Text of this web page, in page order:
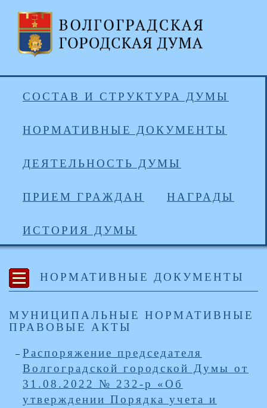
СОСТАВ И СТРУКТУРА ДУМЫ
НОРМАТИВНЫЕ ДОКУМЕНТЫ
ДЕЯТЕЛЬНОСТЬ ДУМЫ
ПРИЕМ ГРАЖДАН НАГРАДЫ
ИСТОРИЯ ДУМЫ
НОРМАТИВНЫЕ ДОКУМЕНТЫ
МУНИЦИПАЛЬНЫЕ НОРМАТИВНЫЕ
ПРАВОВЫЕ АКТЫ
Распоряжение председателя
Волгоградской городской Думы от
31.08.2022 № 232-р «Об
утверждении Порядка учета и